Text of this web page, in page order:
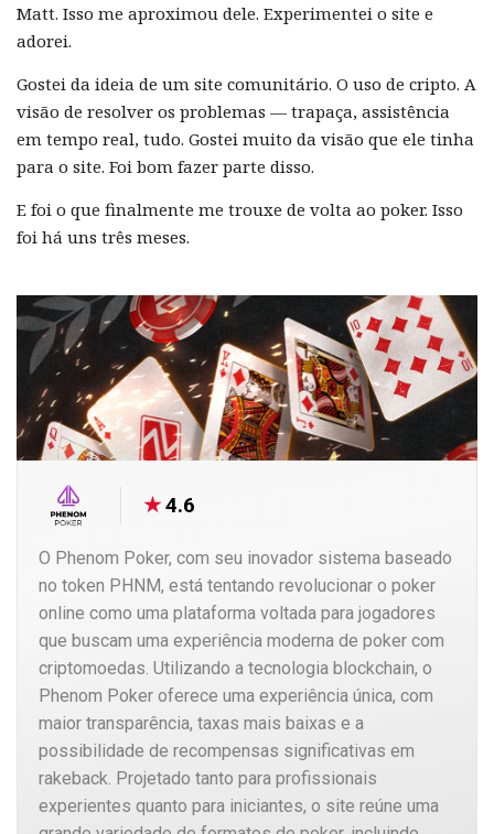
Matt. Isso me aproximou dele. Experimentei o site e
adorei.
Gostei da ideia de um site comunitário. O uso de cripto. A
visão de resolver os problemas — trapaça, assistência
em tempo real, tudo. Gostei muito da visão que ele tinha
para o site. Foi bom fazer parte disso.
E foi o que finalmente me trouxe de volta ao poker. Isso
foi há uns três meses.
4.6
O Phenom Poker, com seu inovador sistema baseado
no token PHNM, está tentando revolucionar o poker
online como uma plataforma voltada para jogadores
que buscam uma experiência moderna de poker com
criptomoedas. Utilizando a tecnologia blockchain, o
Phenom Poker oferece uma experiência única, com
maior transparência, taxas mais baixas e a
possibilidade de recompensas significativas em
rakeback. Projetado tanto para profissionais
experientes quanto para iniciantes, o site reúne uma